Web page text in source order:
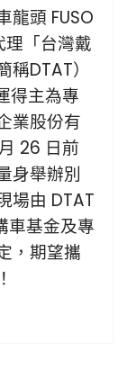
龍頭 FUSO
「台灣戴
DTAT）
得主為專
業股份有
26 日前
身舉辦別
場由 DTAT
車基金及專
，期望攜